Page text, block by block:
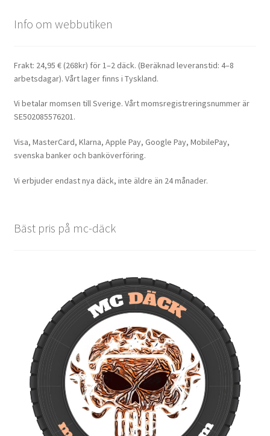
Info om webbutiken
Frakt: 24,95 € (268kr) för 1–2 däck. (Beräknad leveranstid: 4–8
arbetsdagar). Vårt lager finns i Tyskland.
Vi betalar momsen till Sverige. Vårt momsregistreringsnummer är
SE502085576201.
Visa, MasterCard, Klarna, Apple Pay, Google Pay, MobilePay,
svenska banker och banköverföring.
Vi erbjuder endast nya däck, inte äldre än 24 månader.
Bäst pris på mc-däck